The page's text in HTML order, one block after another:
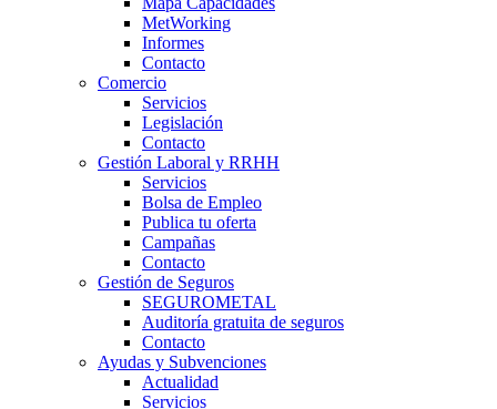
MetWorking
Informes
Contacto
Comercio
Servicios
Legislación
Contacto
Gestión Laboral y RRHH
Servicios
Bolsa de Empleo
Publica tu oferta
Campañas
Contacto
Gestión de Seguros
SEGUROMETAL
Auditoría gratuita de seguros
Contacto
Ayudas y Subvenciones
Actualidad
Servicios